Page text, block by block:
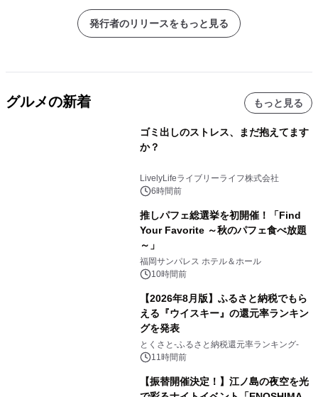
発行者のリリースをもっと見る
グルメの新着 もっと見る
ゴミ出しのストレス、まだ抱えてます
か？
LivelyLifeライブリーライフ株式会社
6時間前
推しパフェ総選挙を初開催！「Find
Your Favorite ～秋のパフェ食べ放題
～」
福岡サンパレス ホテル＆ホール
10時間前
【2026年8月版】ふるさと納税でもら
える『ウイスキー』の還元率ランキン
グを発表
とくさと-ふるさと納税還元率ランキング-
11時間前
【振替開催決定！】江ノ島の夜空を光